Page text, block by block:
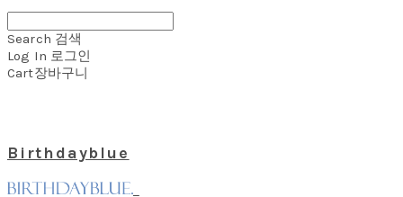
Search 검색
Log In 로그인
Cart장바구니
Birthdayblue